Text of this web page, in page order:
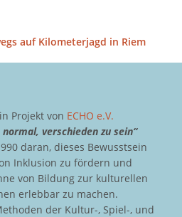
auf Kilometerjagd in Riem
Projekt von ECHO e.V.
normal, verschieden zu sein“
daran, dieses Bewusstsein
Inklusion zu fördern und
von Bildung zur kulturellen
erlebbar zu machen.
der Kultur-, Spiel-, und